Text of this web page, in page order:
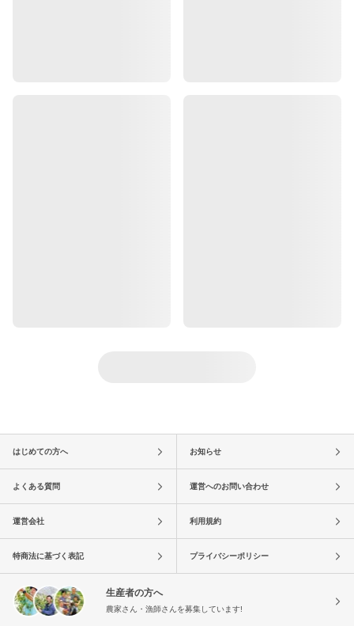
はじめての方へ お知らせ
よくある質問 運営へのお問い合わせ
運営会社 利用規約
特商法に基づく表記 プライバシーポリシー
生産者の方へ
農家さん・漁師さんを募集しています!